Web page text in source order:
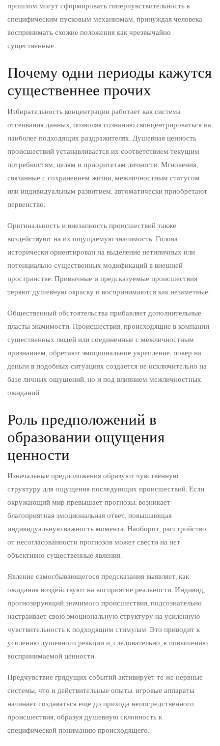
прошлом могут сформировать гиперчувствительность к
специфическим пусковым механизмам, принуждая человека
воспринимать схожие положения как чрезвычайно
существенные.
Почему одни периоды кажутся
существеннее прочих
Избирательность концентрации работает как система
отсеивания данных, позволяя сознанию сконцентрироваться на
наиболее подходящих раздражителях. Душевная ценность
происшествий устанавливается их соответствием текущим
потребностям, целям и приоритетам личности. Мгновения,
связанные с сохранением жизни, межличностным статусом
или индивидуальным развитием, автоматически приобретают
первенство.
Оригинальность и внезапность происшествий также
воздействуют на их ощущаемую значимость. Голова
исторически ориентирован на выделение нетипичных или
потенциально существенных модификаций в внешней
пространстве. Привычные и предсказуемые происшествия
теряют душевную окраску и воспринимаются как незаметные.
Общественный обстоятельства прибавляет дополнительные
пласты значимости. Происшествия, происходящие в компании
существенных людей или соединенные с межличностным
признанием, обретают эмоциональное укрепление. покер на
деньги в подобных ситуациях создается не исключительно на
базе личных ощущений, но и под влиянием межличностных
ожиданий.
Роль предположений в
образовании ощущения
ценности
Изначальные предположения образуют чувственную
структуру для ощущения последующих происшествий. Если
окружающий мир превышает прогнозы, возникает
благоприятная эмоциональная ответ, повышающая
индивидуальную важность момента. Наоборот, расстройство
от несогласованности прогнозов может свести на нет
объективно существенные явления.
Явление самосбывающегося предсказания выявляет, как
ожидания воздействуют на восприятие реальности. Индивид,
прогнозирующий значимого происшествия, подсознательно
настраивает свою эмоциональную структуру на усиленную
чувствительность к подходящим стимулам. Это приводит к
усилению душевного реакции и, следовательно, к повышению
воспринимаемой ценности.
Предчувствие грядущих событий активирует те же нервные
системы, что и действительные опыты. игровые аппараты
начинает создаваться еще до прихода непосредственного
происшествия, образуя душевную склонность к
специфической пониманию происходящего.